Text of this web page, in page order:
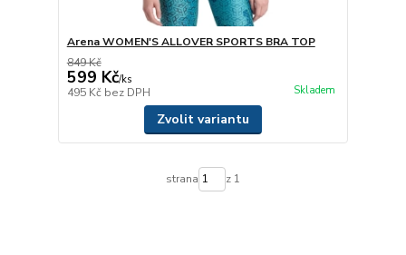
Arena WOMEN'S ALLOVER SPORTS BRA TOP
849 Kč
599 Kč/ks
495 Kč bez DPH Skladem
Zvolit variantu
strana z 1